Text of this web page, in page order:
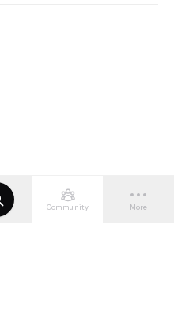
Community More